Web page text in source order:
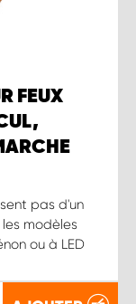
FEUX
pas d'un
modèles
ou à LED